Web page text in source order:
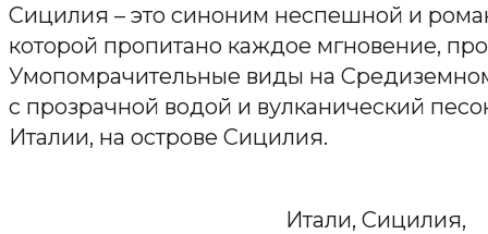
Сицилия – это синоним неспешной и
которой пропитано каждое мгновение,
Умопомрачительные виды на
с прозрачной водой и вулканический
Италии, на острове Сицилия.
Итали, Сицилия,